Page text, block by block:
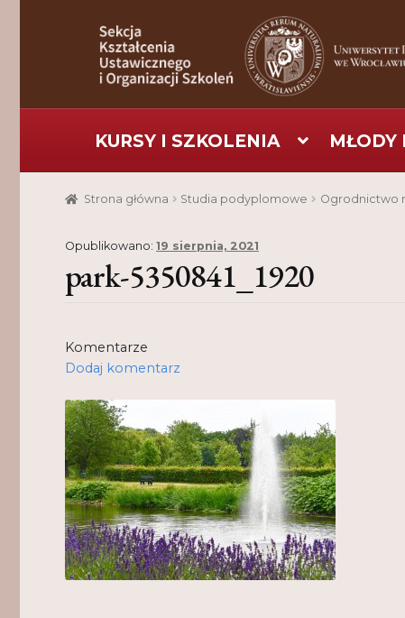
Przejdź
do
nawigacji
Przejdź
do
treści
KURSY I SZKOLENIA MŁODY
Strona główna Aktualności Baza szkoleniowa
Projekt Projekty
Strona główna Studia podyplomowe Ogrodnictwo
Opublikowano: 19 sierpnia, 2021
park-5350841_1920
Komentarze
Dodaj komentarz